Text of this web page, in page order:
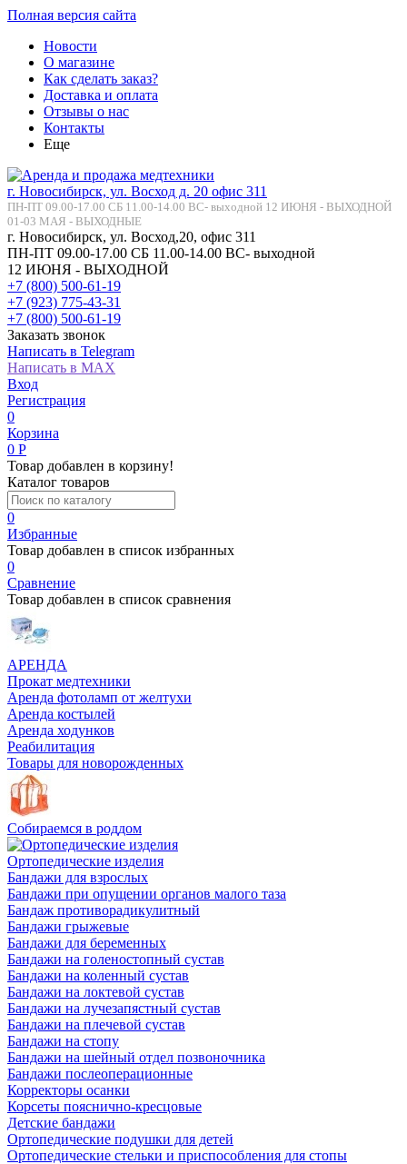
Полная версия сайта
Новости
О магазине
Как сделать заказ?
Доставка и оплата
Отзывы о нас
Контакты
Еще
г. Новосибирск, ул. Восход д. 20 офис 311
ПН-ПТ 09.00-17.00 СБ 11.00-14.00 ВС- выходной 12 ИЮНЯ - ВЫХОДНОЙ
01-03 МАЯ - ВЫХОДНЫЕ
г. Новосибирск, ул. Восход,20, офис 311
ПН-ПТ 09.00-17.00 СБ 11.00-14.00 ВС- выходной
12 ИЮНЯ - ВЫХОДНОЙ
+7 (800) 500-61-19
+7 (923) 775-43-31
+7 (800) 500-61-19
Заказать звонок
Написать в Telegram
Написать в MAX
Вход
Регистрация
0
Корзина
0 Р
Товар добавлен в корзину!
Каталог товаров
0
Избранные
Товар добавлен в список избранных
0
Сравнение
Товар добавлен в список сравнения
АРЕНДА
Прокат медтехники
Аренда фотоламп от желтухи
Аренда костылей
Аренда ходунков
Реабилитация
Товары для новорожденных
Собираемся в роддом
Ортопедические изделия
Бандажи для взрослых
Бандажи при опущении органов малого таза
Бандаж противорадикулитный
Бандажи грыжевые
Бандажи для беременных
Бандажи на голеностопный сустав
Бандажи на коленный сустав
Бандажи на локтевой сустав
Бандажи на лучезапястный сустав
Бандажи на плечевой сустав
Бандажи на стопу
Бандажи на шейный отдел позвоночника
Бандажи послеоперационные
Корректоры осанки
Корсеты пояснично-кресцовые
Детские бандажи
Ортопедические подушки для детей
Ортопедические стельки и приспособления для стопы